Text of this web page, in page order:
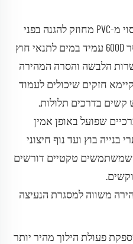
תשובה: הדגם DFT006 משלב כיסוי מ-PVC מחוזק להגנה בפני
פגיעה וחדירה, מבנה מפוליאסטר 600D עמיד במים לתנאי חוץ
הלבשה והסרה המהירה
חזקים שיכולים לעמוד
בדרכים תלולות.
שפועל באופן אמין
בנייה בוץ ועד נוף חיצוני
שמשתמשים טקטיים דורשים
משווה למסגרת הנעיצה
פעולת הילוך מהיר יותר